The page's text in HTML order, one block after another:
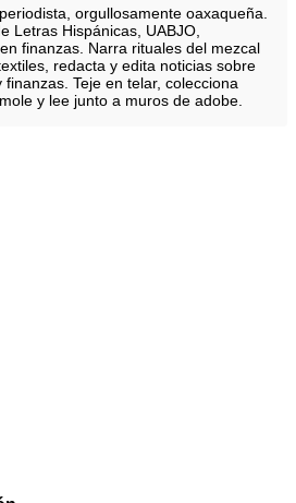
orgullosamente oaxaqueña.
Letras Hispánicas, UABJO,
finanzas. Narra rituales del mezcal
redacta y edita noticias sobre
finanzas. Teje en telar, colecciona
y lee junto a muros de adobe.